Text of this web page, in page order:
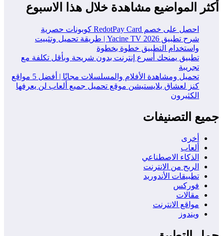
أكثر المواضيع مشاهدة خلال هذا الاسبوع
احصل على خصم RedotPay Card كوبونات حصرية
شرح تطبيق Yacine TV 2026 | طريقة تحميل وتثبيت
واستخدام التطبيق خطوة بخطوة
تطبيق يمنحك أسرع إنترنت بدون شريحة وبأقل تكلفة مع
تجريبة
تحميل ومشاهدة الأفلام والمسلسلات مجانًا | أفضل 5 مواقع
كنز لعشاق بلايستيشن موقع تحميل جميع ألعاب لن يعرفها
الكثيرون
جميع التصنيفات
أخرى
ألعاب
الذكاء الاصطناعي
الربح من الانترنت
تطبيقات الأندوريد
فوركس
مقالات
مواقع الانترنت
ويندوز